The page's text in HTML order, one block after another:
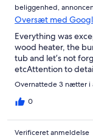
beliggenhed,
Oversæt med
Everything was
wood heater, the
tub and let’s not
etcAttention to
Overnattede 3 nætter i
0
Verificeret anmeldelse